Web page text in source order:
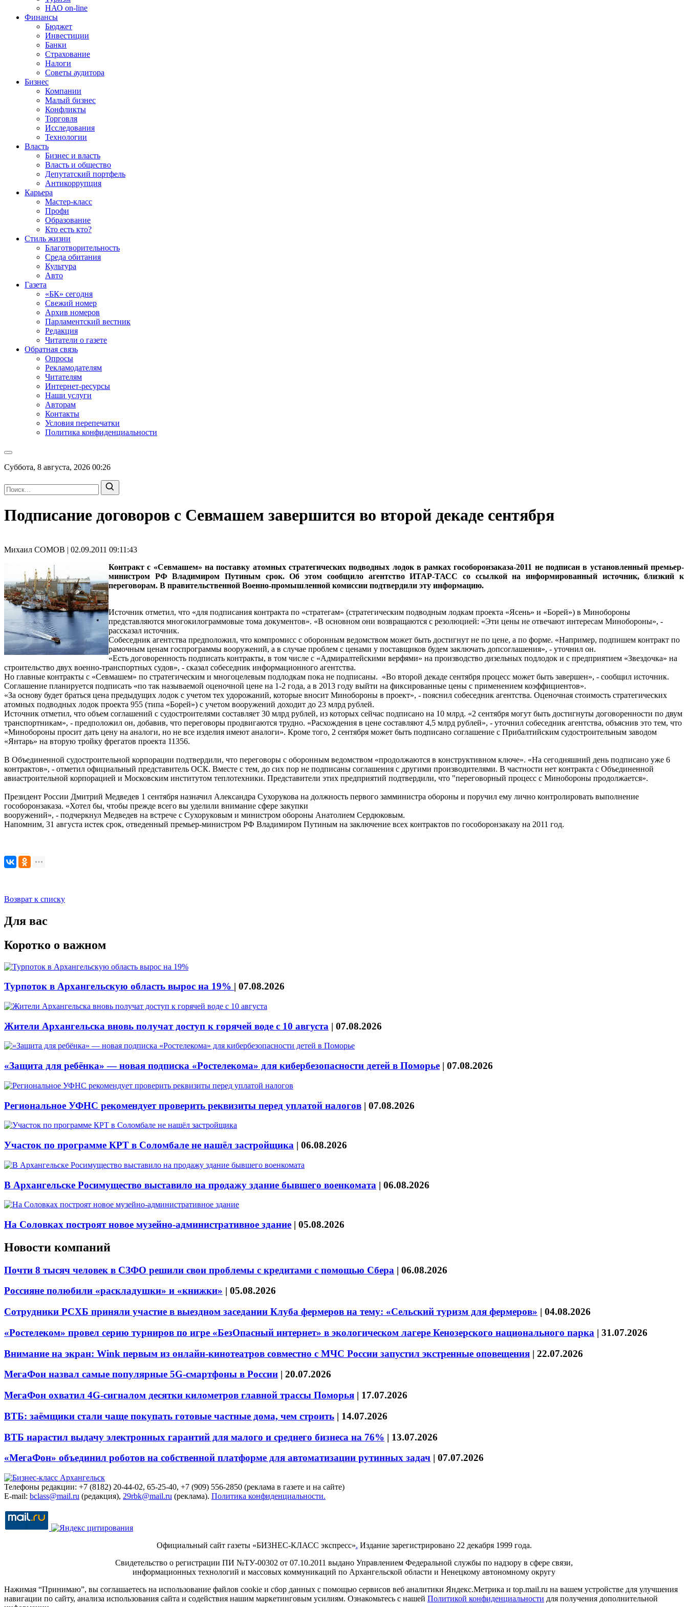
НАО on-line
Финансы
Бюджет
Инвестиции
Банки
Страхование
Налоги
Советы аудитора
Бизнес
Компании
Малый бизнес
Конфликты
Торговля
Исследования
Технологии
Власть
Бизнес и власть
Власть и общество
Депутатский портфель
Антикоррупция
Карьера
Мастер-класс
Профи
Образование
Кто есть кто?
Стиль жизни
Благотворительность
Среда обитания
Культура
Авто
Газета
«БК» сегодня
Свежий номер
Архив номеров
Парламентский вестник
Редакция
Читатели о газете
Обратная связь
Опросы
Рекламодателям
Читателям
Интернет-ресурсы
Наши услуги
Авторам
Контакты
Условия перепечатки
Политика конфиденциальности
Суббота, 8 августа, 2026 00:26
Подписание договоров с Севмашем завершится во второй декаде сентября
Михаил СОМОВ | 02.09.2011 09:11:43
Контракт с «Севмашем» на поставку атомных стратегических подводных лодок в рамках гособоронзаказа-2011 не подписан в установленный премьер-
министром РФ Владимиром Путиным срок. Об этом сообщило агентство ИТАР-ТАСС со ссылкой на информированный источник, близкий к
переговорам. В правительственной Военно-промышленной комиссии подтвердили эту информацию.
Источник отметил, что «для подписания контракта по «стратегам» (стратегическим подводным лодкам проекта «Ясень» и «Борей») в Минобороны
представляются многокилограммовые тома документов». «В основном они возвращаются с резолюцией: «Эти цены не отвечают интересам Минобороны», -
рассказал источник.
Собеседник агентства предположил, что компромисс с оборонным ведомством может быть достигнут не по цене, а по форме. «Например, подпишем контракт по
рамочным ценам госпрограммы вооружений, а в случае проблем с ценами у поставщиков будем заключать допсоглашения», - уточнил он.
«Есть договоренность подписать контракты, в том числе с «Адмиралтейскими верфями» на производство дизельных подлодок и с предприятием «Звездочка» на
строительство двух военно-транспортных судов», - сказал собеседник информационного агентства.
Но главные контракты с «Севмашем» по стратегическим и многоцелевым подлодкам пока не подписаны. «Во второй декаде сентября процесс может быть завершен», - сообщил источник.
Соглашение планируется подписать «по так называемой оценочной цене на 1-2 года, а в 2013 году выйти на фиксированные цены с применением коэффициентов».
«За основу будет браться цена предыдущих лодок с учетом тех удорожаний, которые вносит Минобороны в проект», - пояснил собеседник агентства. Оценочная стоимость стратегических
атомных подводных лодок проекта 955 (типа «Борей») с учетом вооружений доходит до 23 млрд рублей.
Источник отметил, что объем соглашений с судостроителями составляет 30 млрд рублей, из которых сейчас подписано на 10 млрд. «2 сентября могут быть достигнуты договоренности по двум
транспортникам», - предположил он, добавив, что переговоры продвигаются трудно. «Расхождения в цене составляют 4,5 млрд рублей», - уточнил собеседник агентства, объяснив это тем, что
«Минобороны просит дать цену на аналоги, но не все изделия имеют аналоги». Кроме того, 2 сентября может быть подписано соглашение с Прибалтийским судостроительным заводом
«Янтарь» на вторую тройку фрегатов проекта 11356.
В Объединенной судостроительной корпорации подтвердили, что переговоры с оборонным ведомством «продолжаются в конструктивном ключе». «На сегодняшний день подписано уже 6
контрактов», - отметил официальный представитель ОСК. Вместе с тем, до сих пор не подписаны соглашения с другими производителями. В частности нет контракта с Объединенной
авиастроительной корпорацией и Московским институтом теплотехники. Представители этих предприятий подтвердили, что "переговорный процесс с Минобороны продолжается».
Президент России Дмитрий Медведев 1 сентября назначил Александра Сухорукова на должность первого замминистра обороны и поручил ему лично контролировать выполнение
гособоронзаказа. «Хотел бы, чтобы прежде всего вы уделили внимание сфере закупки
вооружений», - подчеркнул Медведев на встрече с Сухоруковым и министром обороны Анатолием Сердюковым.
Напомним, 31 августа истек срок, отведенный премьер-министром РФ Владимиром Путиным на заключение всех контрактов по гособоронзаказу на 2011 год.
Возврат к списку
Для вас
Коротко о важном
Турпоток в Архангельскую область вырос на 19% | 07.08.2026
Жители Архангельска вновь получат доступ к горячей воде с 10 августа | 07.08.2026
«Защита для ребёнка» — новая подписка «Ростелекома» для кибербезопасности детей в Поморье | 07.08.2026
Региональное УФНС рекомендует проверить реквизиты перед уплатой налогов | 07.08.2026
Участок по программе КРТ в Соломбале не нашёл застройщика | 06.08.2026
В Архангельске Росимущество выставило на продажу здание бывшего военкомата | 06.08.2026
На Соловках построят новое музейно-административное здание | 05.08.2026
Новости компаний
Почти 8 тысяч человек в СЗФО решили свои проблемы с кредитами с помощью Сбера | 06.08.2026
Россияне полюбили «раскладушки» и «книжки» | 05.08.2026
Сотрудники РСХБ приняли участие в выездном заседании Клуба фермеров на тему: «Сельский туризм для фермеров» | 04.08.2026
«Ростелеком» провел серию турниров по игре «БезОпасный интернет» в экологическом лагере Кенозерского национального парка | 31.07.2026
Внимание на экран: Wink первым из онлайн-кинотеатров совместно с МЧС России запустил экстренные оповещения | 22.07.2026
МегаФон назвал самые популярные 5G-смартфоны в России | 20.07.2026
МегаФон охватил 4G-сигналом десятки километров главной трассы Поморья | 17.07.2026
ВТБ: заёмщики стали чаще покупать готовые частные дома, чем строить | 14.07.2026
ВТБ нарастил выдачу электронных гарантий для малого и среднего бизнеса на 76% | 13.07.2026
«МегаФон» объединил роботов на собственной платформе для автоматизации рутинных задач | 07.07.2026
Телефоны редакции: +7 (8182) 20-44-02, 65-25-40, +7 (909) 556-2850 (реклама в газете и на сайте)
E-mail: bclass@mail.ru (редакция), 29rbk@mail.ru (реклама). Политика конфиденциальности.
Официальный сайт газеты «БИЗНЕС-КЛАСС экспресс». Издание зарегистрировано 22 декабря 1999 года.
Свидетельство о регистрации ПИ №ТУ-00302 от 07.10.2011 выдано Управлением Федеральной службы по надзору в сфере связи,
информационных технологий и массовых коммуникаций по Архангельской области и Ненецкому автономному округу
Нажимая “Принимаю”, вы соглашаетесь на использование файлов cookie и сбор данных с помощью сервисов веб аналитики Яндекс.Метрика и top.mail.ru на вашем устройстве для улучшения
навигации по сайту, анализа использования сайта и содействия нашим маркетинговым усилиям. Ознакомьтесь с нашей Политикой конфиденциальности для получения дополнительной